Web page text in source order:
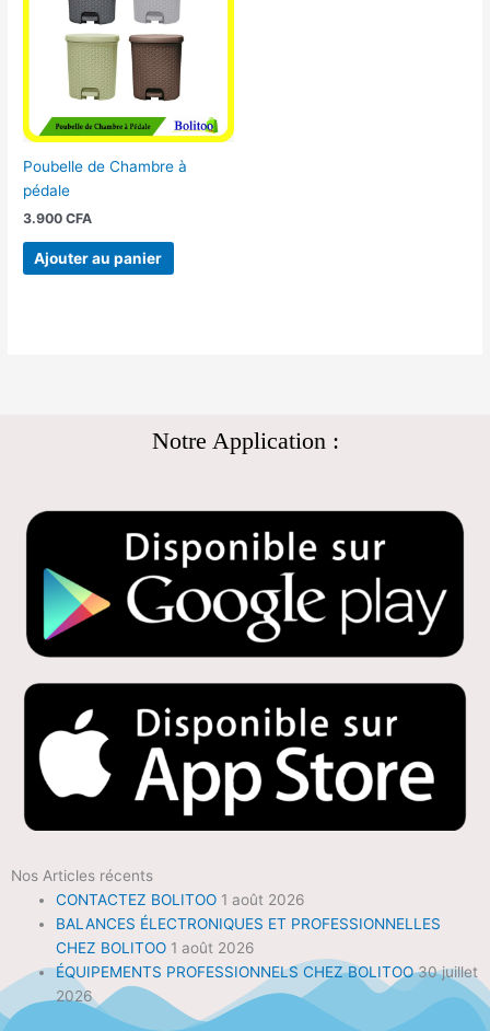
Poubelle de Chambre à
pédale
3.900CFA
Ajouter au panier
Notre Application :
Nos Articles récents
CONTACTEZ BOLITOO 1 août 2026
BALANCES ÉLECTRONIQUES ET PROFESSIONNELLES
CHEZ BOLITOO 1 août 2026
ÉQUIPEMENTS PROFESSIONNELS CHEZ BOLITOO 30 juillet
2026